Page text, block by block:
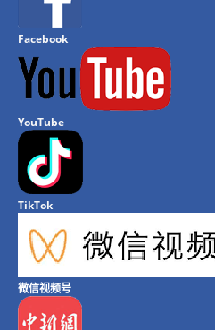
Facebook
YouTube
TikTok
微信视频号